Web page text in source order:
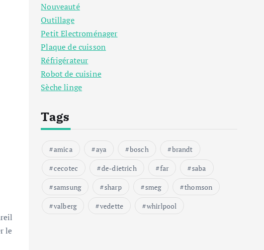
le
Nouveauté
Outillage
Petit Electroménager
Plaque de cuisson
Réfrigérateur
Robot de cuisine
Sèche linge
Tags
amica aya bosch
brandt
cecotec
de-dietrich far
saba
samsung
sharp smeg
thomson
valberg
vedette whirlpool